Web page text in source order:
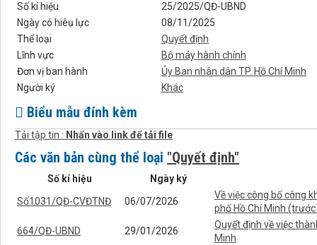
Số kí hiệu
25/2025/QĐ-UBND
Ngày có hiêụ lực
08/11/2025
Thể loại
Quyết định
Lĩnh vực
Bộ máy hành chính
Đơn vị ban hành
Ủy Ban nhân dân TP. Hồ Chí Minh
Người ký
Khác
Biểu mẫu đính kèm
Tải tập tin : Nhấn vào link để tải file
Các văn bản cùng thể loại "Quyết định"
Số kí hiệu
Ngày ký
Số1031/QĐ-CVĐTNĐ
06/07/2026
Về việc công bố công
phố Hồ Chí Minh
664/QĐ-UBND
29/01/2026
Quyết định về việc
Minh